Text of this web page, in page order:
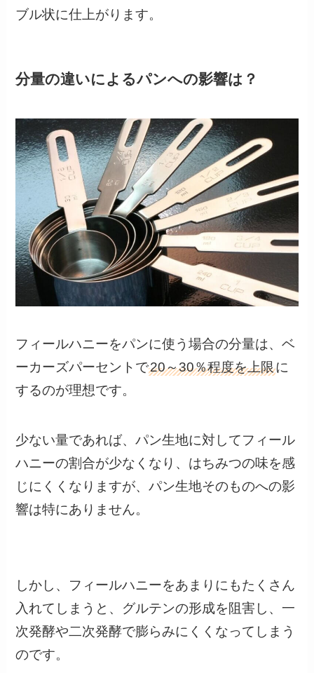
ブル状に仕上がります。
分量の違いによるパンへの影響は？
フィールハニーをパンに使う場合の分量は、ベ
ーカーズパーセントで20～30％程度を上限に
するのが理想です。
少ない量であれば、パン生地に対してフィール
ハニーの割合が少なくなり、はちみつの味を感
じにくくなりますが、パン生地そのものへの影
響は特にありません。
しかし、フィールハニーをあまりにもたくさん
入れてしまうと、グルテンの形成を阻害し、一
次発酵や二次発酵で膨らみにくくなってしまう
のです。